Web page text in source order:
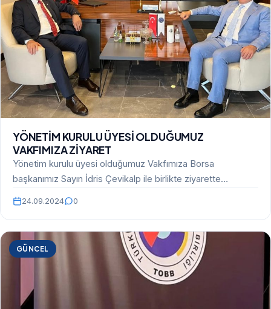
YÖNETİM KURULU ÜYESİ OLDUĞUMUZ
VAKFIMIZA ZİYARET
Yönetim kurulu üyesi olduğumuz Vakfımıza Borsa
başkanımız Sayın İdris Çevikalp ile birlikte ziyarette
bulunarak, öğrencilerden sorumlu…
24.09.2024 0
GÜNCEL